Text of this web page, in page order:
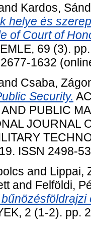
Kardos,
helye és
of Court of
69 (3).
1632
Csaba,
Security.
PUBLIC
JOURNAL
ISSN 2498-
and Lippai,
and Felföldi,
2 (1-2). pp.